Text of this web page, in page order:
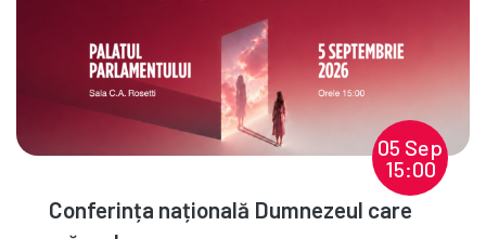
05 Sep
15:00
Conferința națională Dumnezeul care